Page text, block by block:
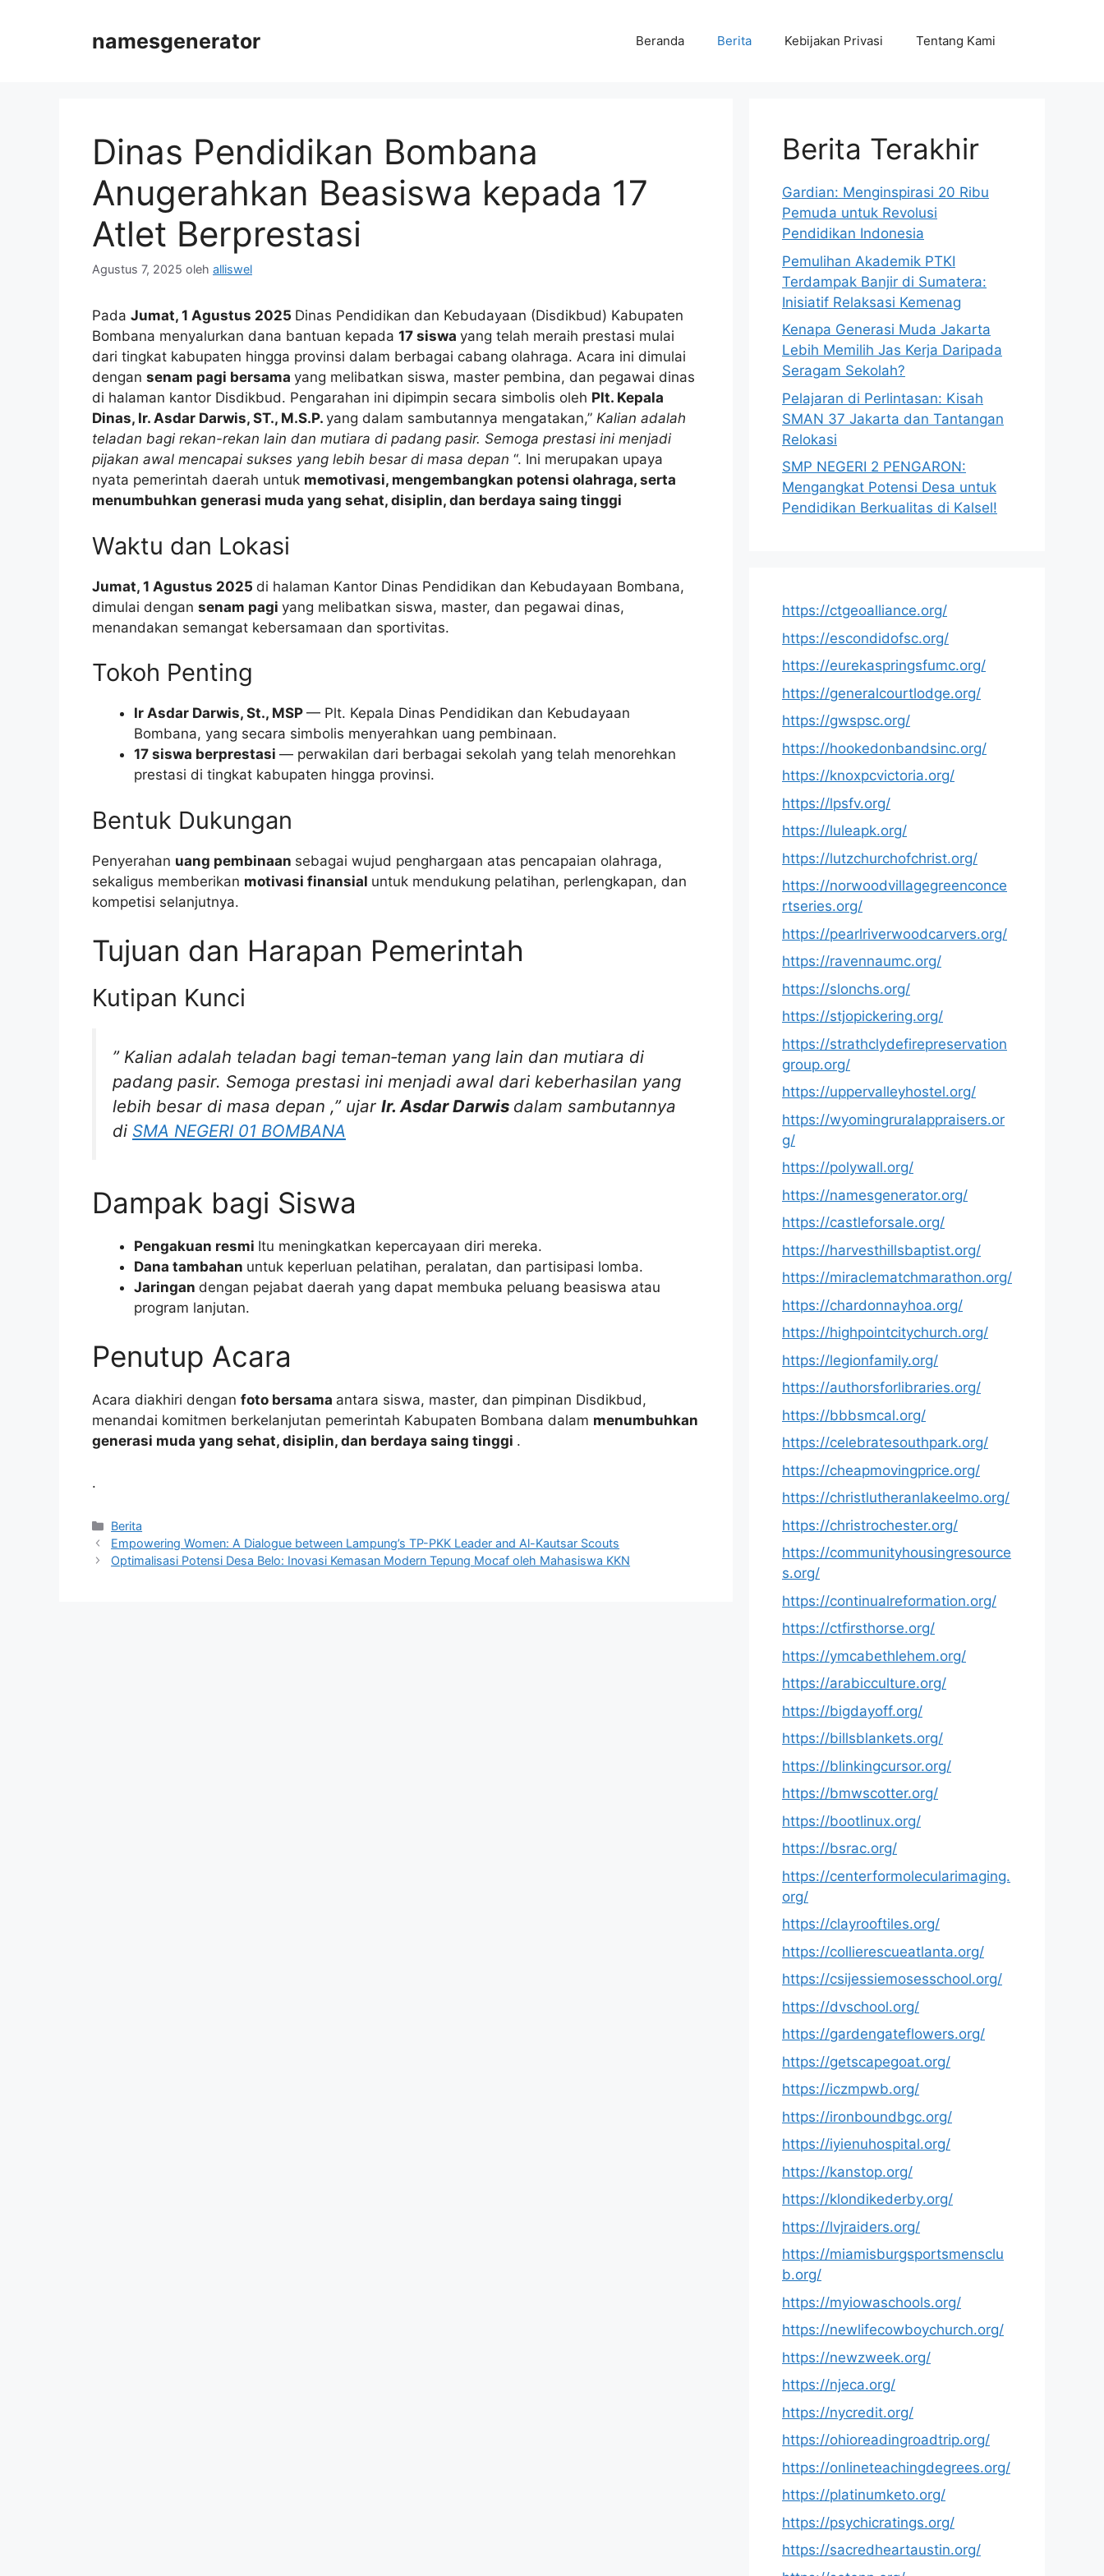
namesgenerator Beranda Berita Kebijakan Privasi Tentang Kami
Dinas Pendidikan Bombana
Anugerahkan Beasiswa kepada 17
Atlet Berprestasi
Agustus 7, 2025 oleh alliswel
Pada Jumat, 1 Agustus 2025 Dinas Pendidikan dan Kebudayaan (Disdikbud) Kabupaten
Bombana menyalurkan dana bantuan kepada 17 siswa yang telah meraih prestasi mulai
dari tingkat kabupaten hingga provinsi dalam berbagai cabang olahraga. Acara ini dimulai
dengan senam pagi bersama yang melibatkan siswa, master pembina, dan pegawai dinas
di halaman kantor Disdikbud. Pengarahan ini dipimpin secara simbolis oleh Plt. Kepala
Dinas, Ir. Asdar Darwis, ST., M.S.P. yang dalam sambutannya mengatakan,” Kalian adalah
teladan bagi rekan-rekan lain dan mutiara di padang pasir. Semoga prestasi ini menjadi
pijakan awal mencapai sukses yang lebih besar di masa depan “. Ini merupakan upaya
nyata pemerintah daerah untuk memotivasi, mengembangkan potensi olahraga, serta
menumbuhkan generasi muda yang sehat, disiplin, dan berdaya saing tinggi
Waktu dan Lokasi
Jumat, 1 Agustus 2025 di halaman Kantor Dinas Pendidikan dan Kebudayaan Bombana,
dimulai dengan senam pagi yang melibatkan siswa, master, dan pegawai dinas,
menandakan semangat kebersamaan dan sportivitas.
Tokoh Penting
Ir Asdar Darwis, St., MSP — Plt. Kepala Dinas Pendidikan dan Kebudayaan
Bombana, yang secara simbolis menyerahkan uang pembinaan.
17 siswa berprestasi — perwakilan dari berbagai sekolah yang telah menorehkan
prestasi di tingkat kabupaten hingga provinsi.
Bentuk Dukungan
Penyerahan uang pembinaan sebagai wujud penghargaan atas pencapaian olahraga,
sekaligus memberikan motivasi finansial untuk mendukung pelatihan, perlengkapan, dan
kompetisi selanjutnya.
Tujuan dan Harapan Pemerintah
Kutipan Kunci
” Kalian adalah teladan bagi teman‑teman yang lain dan mutiara di
padang pasir. Semoga prestasi ini menjadi awal dari keberhasilan yang
lebih besar di masa depan ,” ujar Ir. Asdar Darwis dalam sambutannya
di SMA NEGERI 01 BOMBANA
Dampak bagi Siswa
Pengakuan resmi Itu meningkatkan kepercayaan diri mereka.
Dana tambahan untuk keperluan pelatihan, peralatan, dan partisipasi lomba.
Jaringan dengan pejabat daerah yang dapat membuka peluang beasiswa atau
program lanjutan.
Penutup Acara
Acara diakhiri dengan foto bersama antara siswa, master, dan pimpinan Disdikbud,
menandai komitmen berkelanjutan pemerintah Kabupaten Bombana dalam menumbuhkan
generasi muda yang sehat, disiplin, dan berdaya saing tinggi .
.
Kategori
Berita
Empowering Women: A Dialogue between Lampung’s TP-PKK Leader and Al-Kautsar Scouts
Optimalisasi Potensi Desa Belo: Inovasi Kemasan Modern Tepung Mocaf oleh Mahasiswa KKN
Berita Terakhir
Gardian: Menginspirasi 20 Ribu
Pemuda untuk Revolusi
Pendidikan Indonesia
Pemulihan Akademik PTKI
Terdampak Banjir di Sumatera:
Inisiatif Relaksasi Kemenag
Kenapa Generasi Muda Jakarta
Lebih Memilih Jas Kerja Daripada
Seragam Sekolah?
Pelajaran di Perlintasan: Kisah
SMAN 37 Jakarta dan Tantangan
Relokasi
SMP NEGERI 2 PENGARON:
Mengangkat Potensi Desa untuk
Pendidikan Berkualitas di Kalsel!
https://ctgeoalliance.org/
https://escondidofsc.org/
https://eurekaspringsfumc.org/
https://generalcourtlodge.org/
https://gwspsc.org/
https://hookedonbandsinc.org/
https://knoxpcvictoria.org/
https://lpsfv.org/
https://luleapk.org/
https://lutzchurchofchrist.org/
https://norwoodvillagegreenconce
rtseries.org/
https://pearlriverwoodcarvers.org/
https://ravennaumc.org/
https://slonchs.org/
https://stjopickering.org/
https://strathclydefirepreservation
group.org/
https://uppervalleyhostel.org/
https://wyomingruralappraisers.or
g/
https://polywall.org/
https://namesgenerator.org/
https://castleforsale.org/
https://harvesthillsbaptist.org/
https://miraclematchmarathon.org/
https://chardonnayhoa.org/
https://highpointcitychurch.org/
https://legionfamily.org/
https://authorsforlibraries.org/
https://bbbsmcal.org/
https://celebratesouthpark.org/
https://cheapmovingprice.org/
https://christlutheranlakeelmo.org/
https://christrochester.org/
https://communityhousingresource
s.org/
https://continualreformation.org/
https://ctfirsthorse.org/
https://ymcabethlehem.org/
https://arabicculture.org/
https://bigdayoff.org/
https://billsblankets.org/
https://blinkingcursor.org/
https://bmwscotter.org/
https://bootlinux.org/
https://bsrac.org/
https://centerformolecularimaging.
org/
https://clayrooftiles.org/
https://collierescueatlanta.org/
https://csijessiemosesschool.org/
https://dvschool.org/
https://gardengateflowers.org/
https://getscapegoat.org/
https://iczmpwb.org/
https://ironboundbgc.org/
https://iyienuhospital.org/
https://kanstop.org/
https://klondikederby.org/
https://lvjraiders.org/
https://miamisburgsportsmensclu
b.org/
https://myiowaschools.org/
https://newlifecowboychurch.org/
https://newzweek.org/
https://njeca.org/
https://nycredit.org/
https://ohioreadingroadtrip.org/
https://onlineteachingdegrees.org/
https://platinumketo.org/
https://psychicratings.org/
https://sacredheartaustin.org/